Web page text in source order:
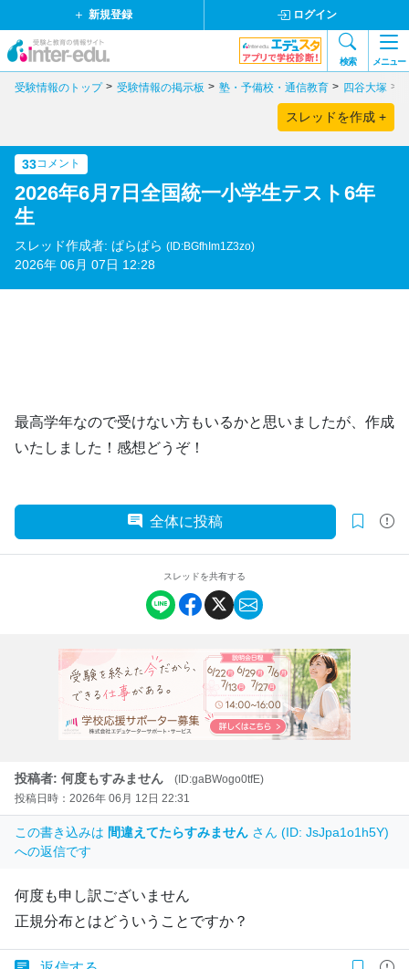
新規登録 ログイン
検索 メニュー
受験情報のトップ 受験情報の掲示板 塾・予備校・通信教育 四谷大塚
スレッドを作成 +
33コメント
2026年6月7日全国統一小学生テスト6年
生
スレッド作成者: ぱらぱら (ID:BGfhIm1Z3zo)
2026年 06月 07日 12:28
最高学年なので受けない方もいるかと思いましたが、作成
いたしました！感想どうぞ！
全体に投稿
スレッドを共有する
投稿者: 何度もすみません
(ID:gaBWogo0tfE)
投稿日時：2026年 06月 12日 22:31
この書き込みは 間違えてたらすみません さん (ID: JsJpa1o1h5Y)
への返信です
何度も申し訳ございません
正規分布とはどういうことですか？